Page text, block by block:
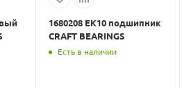
1680208 ЕК10 подшипник
CRAFT BEARINGS
Есть в наличии